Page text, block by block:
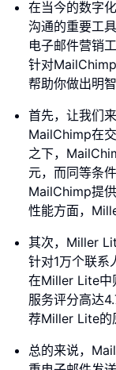
在当今的数字
沟通的重要工
电子邮件营销
针对
帮助你做出明智
首先，让我们
MailChimp在
之下，
元，而同等条
MailChimp提
性能方面，
其次，Miller
针对1万个联系
在Miller Lite中
服务评分高达
荐Miller Lite的
总的来说，